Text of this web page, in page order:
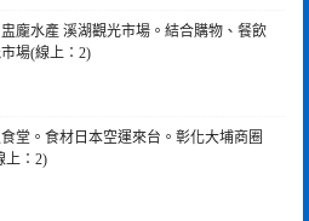
盅龐水產 溪湖觀光市場。結合購物、餐飲
場(線上：2)
食堂。食材日本空運來台。彰化大埔商圈
上：2)